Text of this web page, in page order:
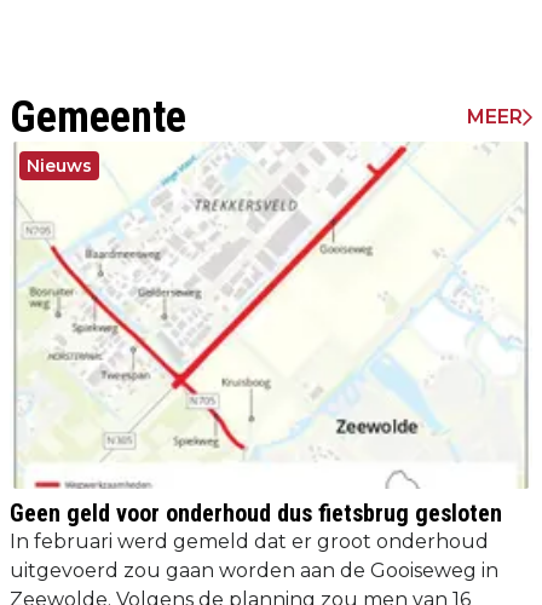
Gemeente MEER
Nieuws
Geen geld voor onderhoud dus fietsbrug gesloten
In februari werd gemeld dat er groot onderhoud
uitgevoerd zou gaan worden aan de Gooiseweg in
Zeewolde. Volgens de planning zou men van 16